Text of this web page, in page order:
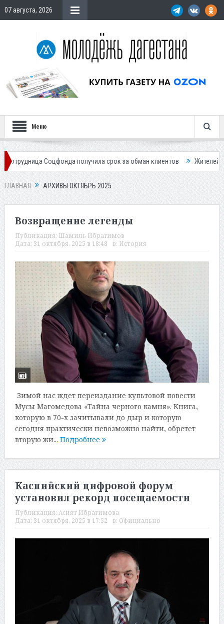
07 августа, 2026
Меню
получила срок за обман клиентов Жителей Дагестана
ГЛАВНАЯ АРХИВЫ ОКТЯБРЬ 2025
Возвращение легенды
Публикация: Шамиль Ибрагимов
Дата: 31 октября, 2025 в 18:48 в: История
Зимой нас ждет переиздание культовой повести
Мусы Магомедова «Тайна черного камня». Книга,
которую в 70-х зачитывали до дыр и которую
сегодня практически невозможно найти, обретет
вторую жи... Подробнее
Каспийский цифровой форум
установил рекорд посещаемости
Публикация: Асият Ибрагимова
Дата: 31 октября, 2025 в 17:52 в: Официально